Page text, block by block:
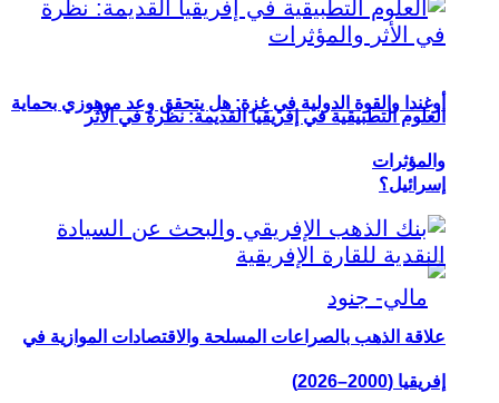
أوغندا والقوة الدولية في غزة: هل يتحقق وعد موهوزي بحماية
إسرائيل؟
العلوم التطبيقية في إفريقيا القديمة: نظرة في الأثر
والمؤثرات
علاقة الذهب بالصراعات المسلحة والاقتصادات الموازية في
إفريقيا (2000–2026)